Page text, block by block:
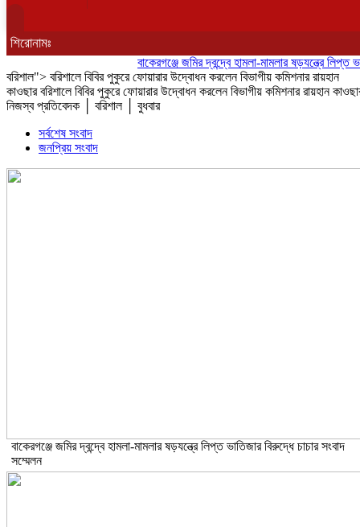
শিরোনামঃ
বাকেরগঞ্জে জমির দ্বন্দ্বে হামলা-মামলার ষড়যন্ত্রে লিপ্ত
বরিশাল"> বরিশালে বিবির পুকুরে ফোয়ারার উদ্বোধন করলেন বিভাগীয় কমিশনার রায়হান
কাওছার বরিশালে বিবির পুকুরে ফোয়ারার উদ্বোধন করলেন বিভাগীয় কমিশনার রায়হান
নিজস্ব প্রতিবেদক │ বরিশাল │ বুধবার
সর্বশেষ সংবাদ
জনপ্রিয় সংবাদ
বাকেরগঞ্জে জমির দ্বন্দ্বে হামলা-মামলার ষড়যন্ত্রে লিপ্ত ভাতিজার বিরুদ্ধে চাচার সংবাদ
সম্মেলন